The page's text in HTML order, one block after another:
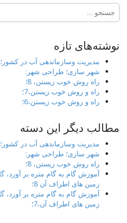
جستجو
برای:
نوشته‌های تازه
مدیریت وسازماندهی آب در کشور؛
شهر سازی؛ طراحی شهر:
راه روش خوب زیستن، 8؛
راه و روش خوب زیستن،7؛
راه و روش خوب زیستن،6؛
مطالب دیگر این دسته
مدیریت وسازماندهی آب در کشور؛
شهر سازی؛ طراحی شهر:
راه روش خوب زیستن، 8؛
زمین های اطراف آن 8؛
زمین های اطراف آن،7؛